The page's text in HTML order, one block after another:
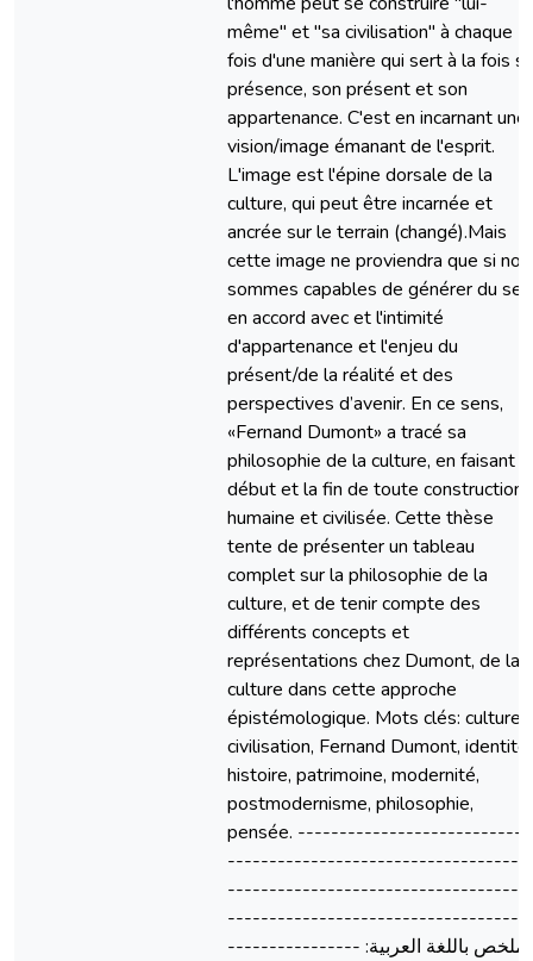
même" et "sa civilisation" à chaque
fois d'une manière qui sert à la fois sa
présence, son présent et son
appartenance. C'est en incarnant une
vision/image émanant de l'esprit.
L'image est l'épine dorsale de la
culture, qui peut être incarnée et
ancrée sur le terrain (changé).Mais
cette image ne proviendra que si
sommes capables de générer du
en accord avec et l'intimité
d'appartenance et l'enjeu du
présent/de la réalité et des
perspectives d’avenir. En ce sens,
«Fernand Dumont» a tracé sa
philosophie de la culture, en faisant
début et la fin de toute construction
humaine et civilisée. Cette thèse
tente de présenter un tableau
complet sur la philosophie de la
culture, et de tenir compte des
différents concepts et
représentations chez Dumont, de la
culture dans cette approche
épistémologique. Mots clés: culture,
civilisation, Fernand Dumont, identité,
histoire, patrimoine, modernité,
postmodernisme, philosophie,
pensée.
---------------- الملخص باللغة العربية: